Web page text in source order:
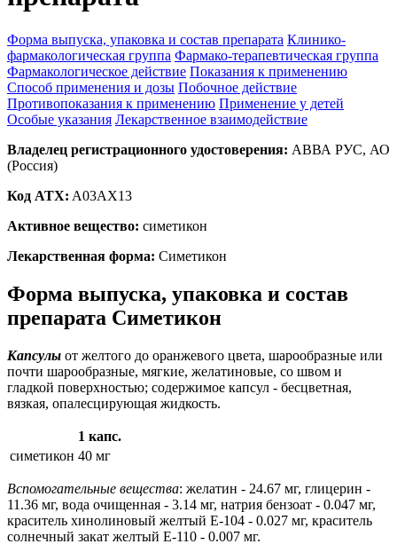
Форма выпуска, упаковка и состав препарата Клинико-
фармакологическая группа Фармако-терапевтическая группа
Фармакологическое действие Показания к применению
Способ применения и дозы Побочное действие
Противопоказания к применению Применение у детей
Особые указания Лекарственное взаимодействие
Владелец регистрационного удостоверения: АВВА РУС, АО
(Россия)
Код ATX: A03AX13
Активное вещество: симетикон
Лекарственная форма: Симетикон
Форма выпуска, упаковка и состав
препарата Симетикон
Капсулы от желтого до оранжевого цвета, шарообразные или
почти шарообразные, мягкие, желатиновые, со швом и
гладкой поверхностью; содержимое капсул - бесцветная,
вязкая, опалесцирующая жидкость.
1 капс.
симетикон 40 мг
Вспомогательные вещества: желатин - 24.67 мг, глицерин -
11.36 мг, вода очищенная - 3.14 мг, натрия бензоат - 0.047 мг,
краситель хинолиновый желтый E-104 - 0.027 мг, краситель
солнечный закат желтый E-110 - 0.007 мг.